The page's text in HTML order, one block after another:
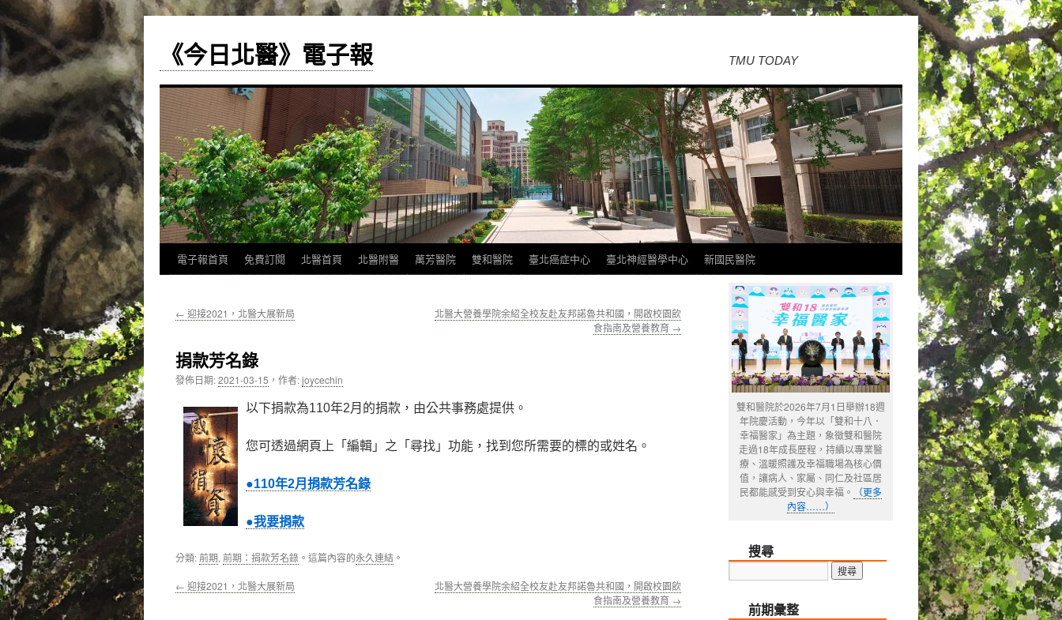
《今日北醫》電子報 TMU TODAY
跳
主
內
電子報首頁 免費訂閱 北醫首頁 北醫附醫 萬芳醫院 雙和醫院 臺北癌症中心 臺北神經醫學中心 新國民醫院
← 迎接2021，北醫大展新局
北醫大營養學院余紹全校友赴友邦諾魯共和國，開啟校園飲
食指南及營養教育 →
捐款芳名錄
發佈日期:2021-03-15 ， 作者:joycechin
以下捐款為110年2月的捐款，由公共事務處提供。
您可透過網頁上「編輯」之「尋找」功能，找到您所需要的標的或姓名。
●110年2月捐款芳名錄
●我要捐款
分類:前期, 前期：捐款芳名錄 。這篇內容的永久連結 。
← 迎接2021，北醫大展新局
北醫大營養學院余紹全校友赴友邦諾魯共和國，開啟校園飲
食指南及營養教育 →
雙和醫院於2026年7月1日舉辦18週
年院慶活動，今年以「雙和十八．
幸福醫家」為主題，象徵雙和醫院
走過18年成長歷程，持續以專業醫
療、溫暖照護及幸福職場為核心價
值，讓病人、家屬、同仁及社區居
民都能感受到安心與幸福。
（更多
內容……）
搜尋
前期彙整